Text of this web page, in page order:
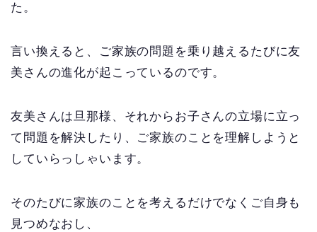
た。
言い換えると、ご家族の問題を乗り越えるたびに友
美さんの進化が起こっているのです。
友美さんは旦那様、それからお子さんの立場に立っ
て問題を解決したり、ご家族のことを理解しようと
していらっしゃいます。
そのたびに家族のことを考えるだけでなくご自身も
見つめなおし、